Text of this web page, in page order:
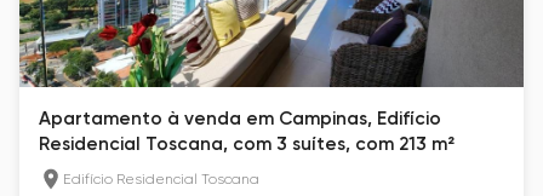
Apartamento à venda em Campinas, Edifício
Residencial Toscana, com 3 suítes, com 213 m²
Edifício Residencial Toscana